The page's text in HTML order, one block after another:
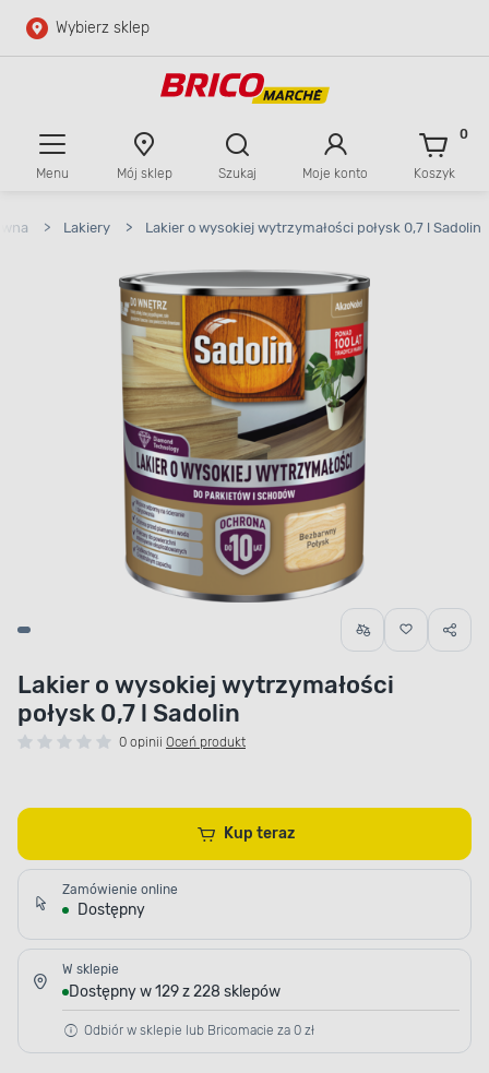
Przejdź do głównej zawartości
Wybierz sklep
Menu Mój sklep Szukaj Moje konto Koszyk
0
> Lakiery > Lakier o wysokiej wytrzymałości połysk 0,7 l Sadolin
Lakier o wysokiej wytrzymałości
połysk 0,7 l Sadolin
0 opinii Oceń produkt
Kup teraz
Zamówienie online
Dostępny
W sklepie
Dostępny w 129 z 228 sklepów
Odbiór w sklepie lub Bricomacie za 0 zł